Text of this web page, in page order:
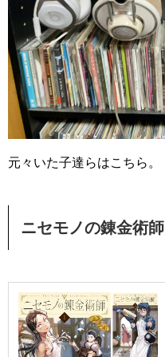
元々いた子達らはこちら。
ニセモノの錬金術師